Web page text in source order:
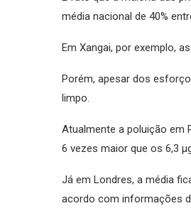
média nacional de 40%
Em Xangai, por exemplo,
Porém, apesar dos
limpo.
Atualmente a poluição em
6 vezes maior que os 6,3
Já em Londres, a média
acordo com informações